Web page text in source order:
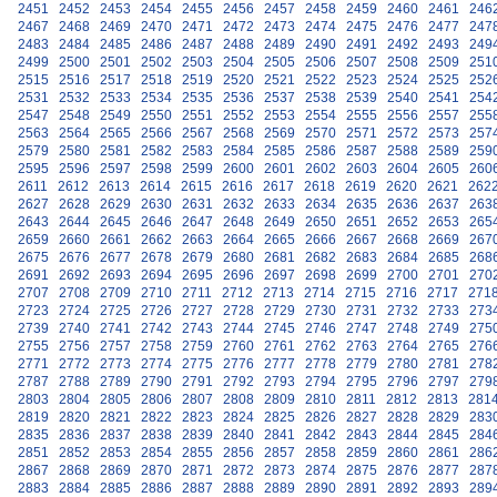
2451
2452 2453 2454 2455 2456 2457 2458 2459 2460 2461
2467
2468 2469 2470 2471 2472 2473 2474 2475 2476 2477
2483
2484 2485 2486 2487 2488 2489 2490 2491 2492 2493
2499
2500 2501 2502 2503 2504 2505 2506 2507 2508 2509
2515
2516 2517 2518 2519 2520 2521 2522 2523 2524 2525
2531
2532 2533 2534 2535 2536 2537 2538 2539 2540 2541
2547
2548 2549 2550 2551 2552 2553 2554 2555 2556 2557
2563
2564 2565 2566 2567 2568 2569 2570 2571 2572 2573
2579
2580 2581 2582 2583 2584 2585 2586 2587 2588 2589
2595
2596 2597 2598 2599 2600 2601 2602 2603 2604 2605
2611
2612 2613 2614 2615 2616 2617 2618 2619 2620 2621
2627
2628 2629 2630 2631 2632 2633 2634 2635 2636 2637
2643
2644 2645 2646 2647 2648 2649 2650 2651 2652 2653
2659
2660 2661 2662 2663 2664 2665 2666 2667 2668 2669
2675
2676 2677 2678 2679 2680 2681 2682 2683 2684 2685
2691
2692 2693 2694 2695 2696 2697 2698 2699 2700 2701
2707
2708 2709 2710 2711 2712 2713 2714 2715 2716 2717
2723
2724 2725 2726 2727 2728 2729 2730 2731 2732 2733
2739
2740 2741 2742 2743 2744 2745 2746 2747 2748 2749
2755
2756 2757 2758 2759 2760 2761 2762 2763 2764 2765
2771
2772 2773 2774 2775 2776 2777 2778 2779 2780 2781
2787
2788 2789 2790 2791 2792 2793 2794 2795 2796 2797
2803
2804 2805 2806 2807 2808 2809 2810 2811 2812 2813
2819
2820 2821 2822 2823 2824 2825 2826 2827 2828 2829
2835
2836 2837 2838 2839 2840 2841 2842 2843 2844 2845
2851
2852 2853 2854 2855 2856 2857 2858 2859 2860 2861
2867
2868 2869 2870 2871 2872 2873 2874 2875 2876 2877
2883
2884 2885 2886 2887 2888 2889 2890 2891 2892 2893